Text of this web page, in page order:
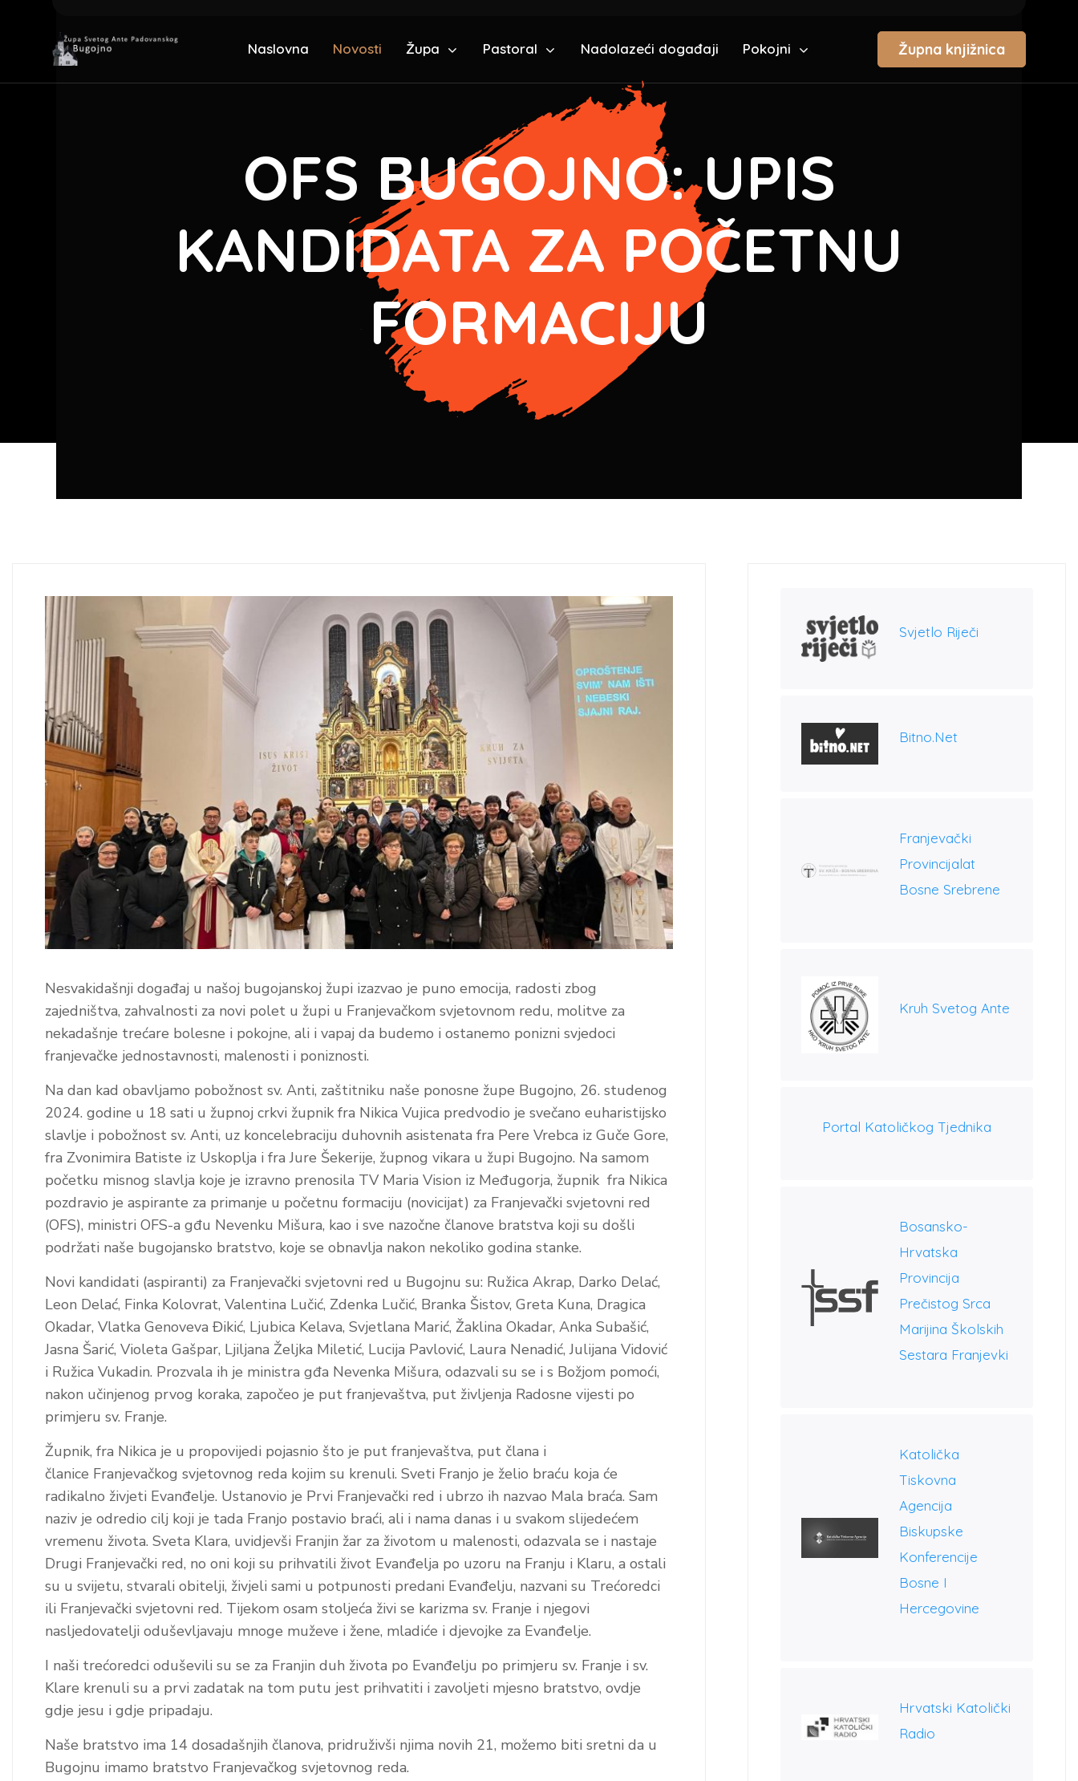
Naslovna Novosti Župa Pastoral Nadolazeći događaji Pokojni Župna knjižnica
OFS BUGOJNO: UPIS
KANDIDATA ZA POČETNU
FORMACIJU
Nesvakidašnji događaj u našoj bugojanskoj župi izazvao je puno emocija, radosti zbog
zajedništva, zahvalnosti za novi polet u župi u Franjevačkom svjetovnom redu, molitve za
nekadašnje trećare bolesne i pokojne, ali i vapaj da budemo i ostanemo ponizni svjedoci
franjevačke jednostavnosti, malenosti i poniznosti.
Na dan kad obavljamo pobožnost sv. Anti, zaštitniku naše ponosne župe Bugojno, 26. studenog
2024. godine u 18 sati u župnoj crkvi župnik fra Nikica Vujica predvodio je svečano euharistijsko
slavlje i pobožnost sv. Anti, uz koncelebraciju duhovnih asistenata fra Pere Vrebca iz Guče Gore,
fra Zvonimira Batiste iz Uskoplja i fra Jure Šekerije, župnog vikara u župi Bugojno. Na samom
početku misnog slavlja koje je izravno prenosila TV Maria Vision iz Međugorja, župnik fra Nikica
pozdravio je aspirante za primanje u početnu formaciju (novicijat) za Franjevački svjetovni red
(OFS), ministri OFS-a gđu Nevenku Mišura, kao i sve nazočne članove bratstva koji su došli
podržati naše bugojansko bratstvo, koje se obnavlja nakon nekoliko godina stanke.
Novi kandidati (aspiranti) za Franjevački svjetovni red u Bugojnu su: Ružica Akrap, Darko Delać,
Leon Delać, Finka Kolovrat, Valentina Lučić, Zdenka Lučić, Branka Šistov, Greta Kuna, Dragica
Okadar, Vlatka Genoveva Đikić, Ljubica Kelava, Svjetlana Marić, Žaklina Okadar, Anka Subašić,
Jasna Šarić, Violeta Gašpar, Ljiljana Željka Miletić, Lucija Pavlović, Laura Nenadić, Julijana Vidović
i Ružica Vukadin. Prozvala ih je ministra gđa Nevenka Mišura, odazvali su se i s Božjom pomoći,
nakon učinjenog prvog koraka, započeo je put franjevaštva, put življenja Radosne vijesti po
primjeru sv. Franje.
Župnik, fra Nikica je u propovijedi pojasnio što je put franjevaštva, put člana i
članice Franjevačkog svjetovnog reda kojim su krenuli. Sveti Franjo je želio braću koja će
radikalno živjeti Evanđelje. Ustanovio je Prvi Franjevački red i ubrzo ih nazvao Mala braća. Sam
naziv je odredio cilj koji je tada Franjo postavio braći, ali i nama danas i u svakom slijedećem
vremenu života. Sveta Klara, uvidjevši Franjin žar za životom u malenosti, odazvala se i nastaje
Drugi Franjevački red, no oni koji su prihvatili život Evanđelja po uzoru na Franju i Klaru, a ostali
su u svijetu, stvarali obitelji, živjeli sami u potpunosti predani Evanđelju, nazvani su Trećoredci
ili Franjevački svjetovni red. Tijekom osam stoljeća živi se karizma sv. Franje i njegovi
nasljedovatelji oduševljavaju mnoge muževe i žene, mladiće i djevojke za Evanđelje.
I naši trećoredci oduševili su se za Franjin duh života po Evanđelju po primjeru sv. Franje i sv.
Klare krenuli su a prvi zadatak na tom putu jest prihvatiti i zavoljeti mjesno bratstvo, ovdje
gdje jesu i gdje pripadaju.
Naše bratstvo ima 14 dosadašnjih članova, pridruživši njima novih 21, možemo biti sretni da u
Bugojnu imamo bratstvo Franjevačkog svjetovnog reda.
Svjetlo Riječi
Bitno.net
Franjevački
Provincijalat
Bosne Srebrene
Kruh Svetog Ante
Portal Katoličkog Tjednika
Bosansko-
Hrvatska
Provincija
Prečistog Srca
Marijina Školskih
Sestara Franjevki
Katolička
Tiskovna
Agencija
Biskupske
Konferencije
Bosne I
Hercegovine
Hrvatski Katolički
Radio